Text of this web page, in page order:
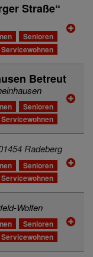
Straße“
Senioren
Servicewohnen
Betreut
Senioren
Servicewohnen
Radeberg
Senioren
Servicewohnen
Wolfen
Senioren
Servicewohnen